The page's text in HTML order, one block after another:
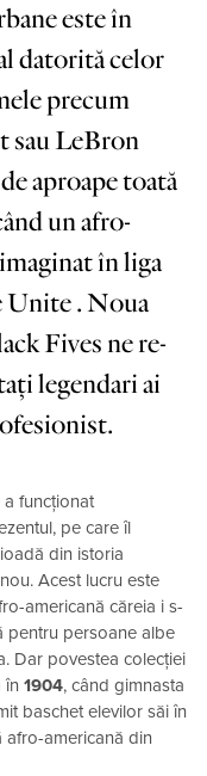
este în
datorită celor
precum
sau LeBron
aproape toată
un afro-
în liga
Unite . Noua
Fives ne re-
legendari ai
funcționat
pe care îl
din istoria
Acest lucru este
americană căreia i s-
pentru persoane albe
Dar povestea colecției
în 1904, când gimnasta
baschet elevilor săi în
afro-americană din